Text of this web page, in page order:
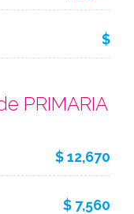
$
PRIMARIA
$ 12,670
$ 7,560